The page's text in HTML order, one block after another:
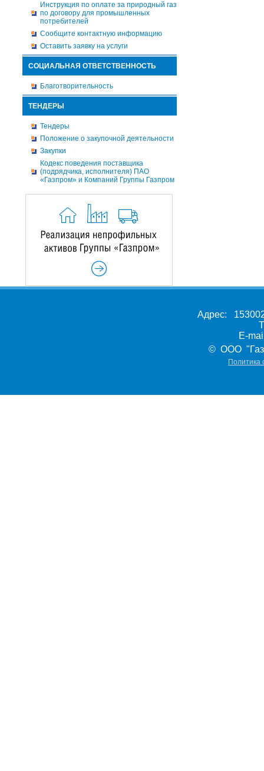
Инструкция по оплате за природный газ
по договору для промышленных
потребителей
Сообщите контактную информацию
Оставить заявку на услуги
СОЦИАЛЬНАЯ ОТВЕТСТВЕННОСТЬ
Благотворительность
ТЕНДЕРЫ
Тендеры
Положение о закупочной деятельности
Закупки
Кодекс поведения поставщика
(подрядчика, исполнителя) ПАО
«Газпром» и Компаний Группы Газпром
Адрес:
E-
© ООО
Политика